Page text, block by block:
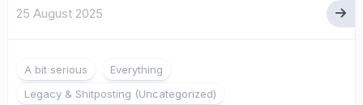
25 August 2025
A bit serious
Everything
Legacy & Shitposting (Uncategorized)